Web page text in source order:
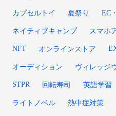
カプセルトイ 夏祭り EC
ネイティブキャンプ スマホ
NFT オンラインストア
オーディション ヴィレッジ
STPR 回転寿司 英語学習
ライトノベル 熱中症対策